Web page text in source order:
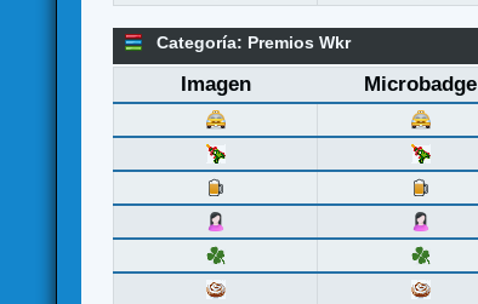
Categoría: Premios Wkr
Imagen Microbadge